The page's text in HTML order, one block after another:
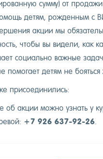
сум­му) от
де­тям, рож­денным с
ак­ции мы
что­бы вы ви­дели, как
со­ци­аль­но важ­ные
по­мога­ет де­тям не бо­ять­ся
при­со­еди­нились:
об ак­ции мож­но уз­нать у
+7 926 637-92-26.